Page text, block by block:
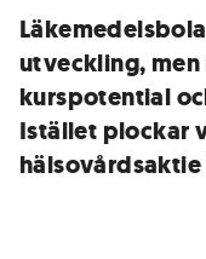
utveckling, men
kurspotential
Istället plockar